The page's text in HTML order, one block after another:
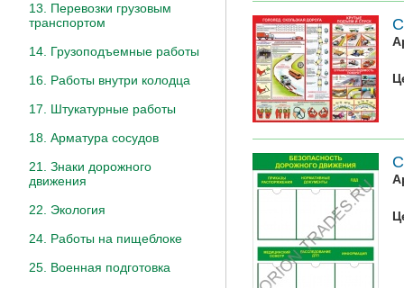
13. Перевозки грузовым
транспортом
14. Грузоподъемные работы
16. Работы внутри колодца
17. Штукатурные работы
18. Арматура сосудов
21. Знаки дорожного
движения
22. Экология
24. Работы на пищеблоке
25. Военная подготовка